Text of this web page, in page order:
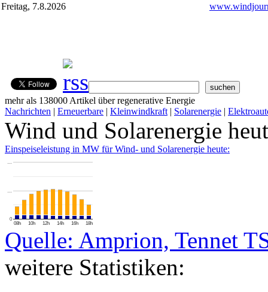
Freitag, 7.8.2026
mehr als 138000 Artikel über regenerative Energie
Nachrichten | Erneuerbare | Kleinwindkraft | Solarenergie |
Wind und Solarenergie
Einspeiseleistung in MW für Wind- und Solarenergie heute:
08h 10h 12h 14h 16h 18h
0
…
…
Quelle: Amprion, Tennet
weitere Statistiken: